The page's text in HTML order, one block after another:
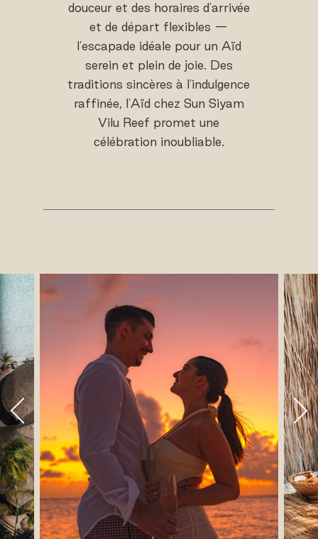
douceur et des horaires d'arrivée
et de départ flexibles —
l'escapade idéale pour un Aïd
serein et plein de joie. Des
traditions sincères à l'indulgence
raffinée, l'Aïd chez Sun Siyam
Vilu Reef promet une
célébration inoubliable.